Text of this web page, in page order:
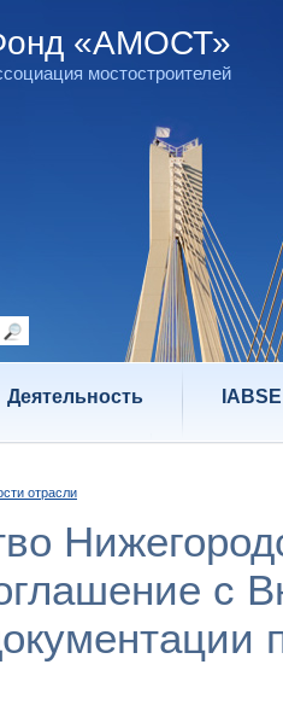
«АМОСТ»
мостостроителей
Деятельность IABSE
отрасли
с